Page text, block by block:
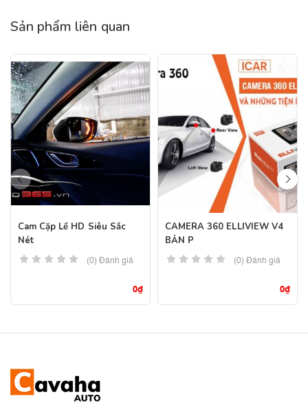
Sản phẩm liên quan
Cam Cặp Lề HD Siêu Sắc
Nét
(0) Đánh giá
0₫
CAMERA 360 ELLIVIEW V4
BẢN P
(0) Đánh giá
0₫